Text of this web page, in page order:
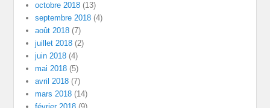
octobre 2018 (13)
septembre 2018 (4)
août 2018 (7)
juillet 2018 (2)
juin 2018 (4)
mai 2018 (5)
avril 2018 (7)
mars 2018 (14)